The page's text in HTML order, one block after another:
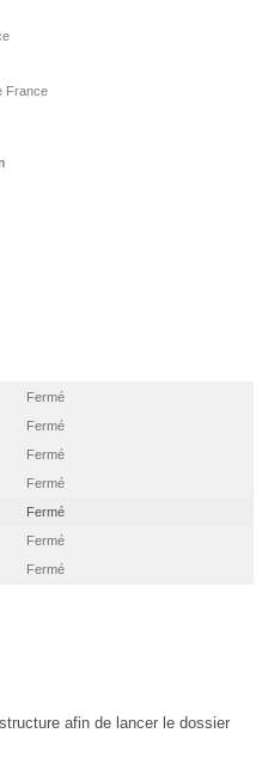
France
Fermé
Fermé
Fermé
Fermé
Fermé
Fermé
Fermé
afin de lancer le dossier